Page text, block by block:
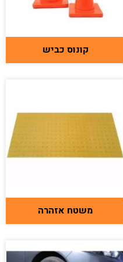
קונוס כביש
משטח אזהרה